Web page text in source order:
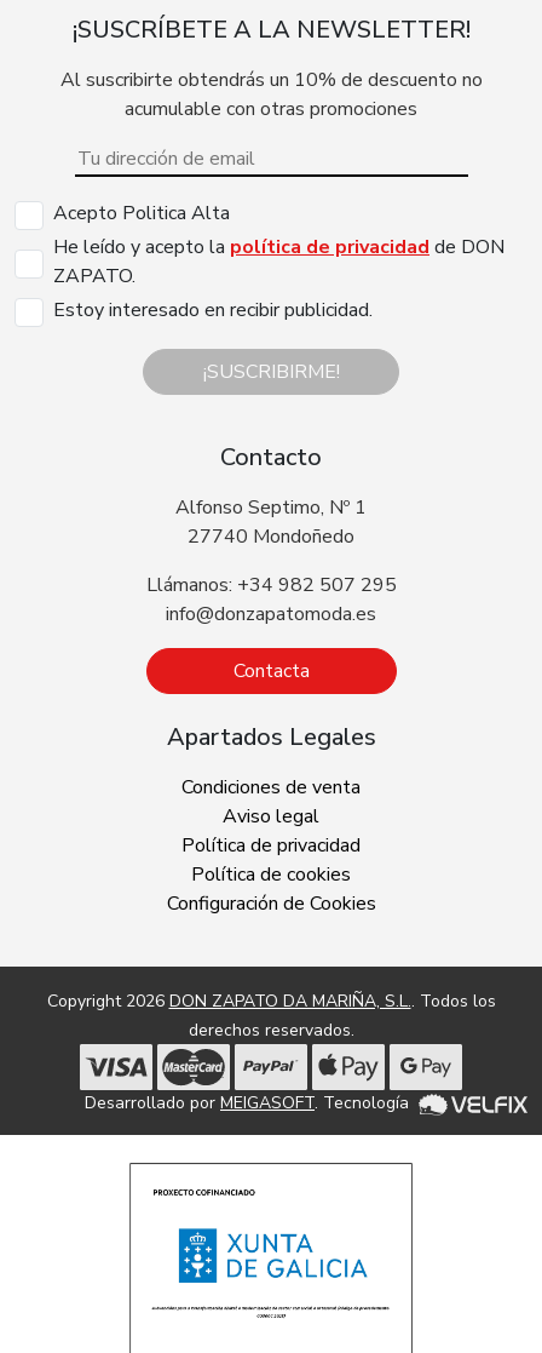
¡SUSCRÍBETE A LA NEWSLETTER!
Al suscribirte obtendrás un 10% de descuento no
acumulable con otras promociones
Acepto Politica Alta
He leído y acepto la política de privacidad de DON
ZAPATO.
Estoy interesado en recibir publicidad.
¡SUSCRIBIRME!
Contacto
Alfonso Septimo, Nº 1
27740 Mondoñedo
Llámanos: +34 982 507 295
info@donzapatomoda.es
Contacta
Apartados Legales
Condiciones de venta
Aviso legal
Política de privacidad
Política de cookies
Configuración de Cookies
Copyright 2026 DON ZAPATO DA MARIÑA, S.L.. Todos los
derechos reservados.
Desarrollado por MEIGASOFT. Tecnología